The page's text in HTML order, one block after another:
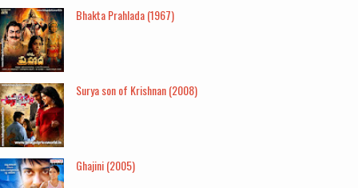
Bhakta Prahlada (1967)
Surya son of Krishnan (2008)
Ghajini (2005)